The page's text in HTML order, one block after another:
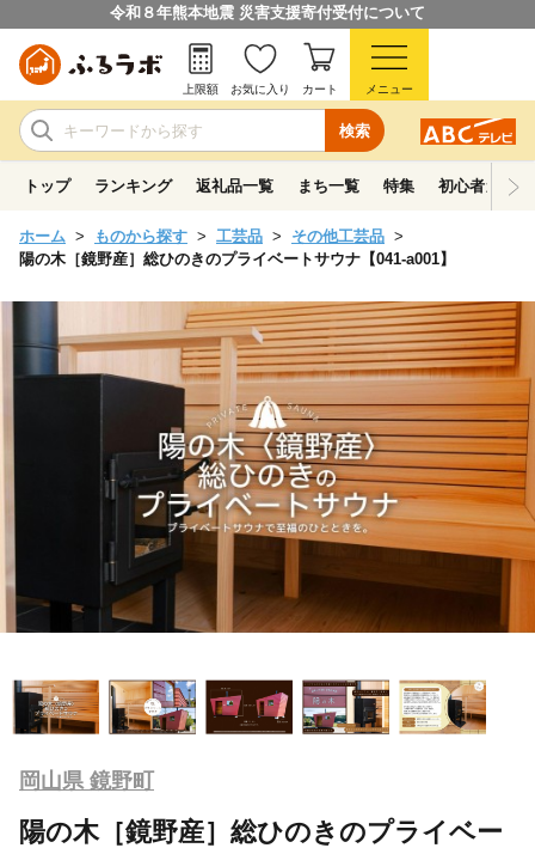
令和８年熊本地震 災害支援寄付受付について
検索
上限額 お気に入り カート メニュー
トップ ランキング 返礼品一覧 まち一覧 特集 初心者ガイド
ホーム ものから探す 工芸品
その他工芸品
陽の木［鏡野産］総ひのきのプライベートサウナ【041-a001】
岡山県 鏡野町
陽の木［鏡野産］総ひのきのプライベー